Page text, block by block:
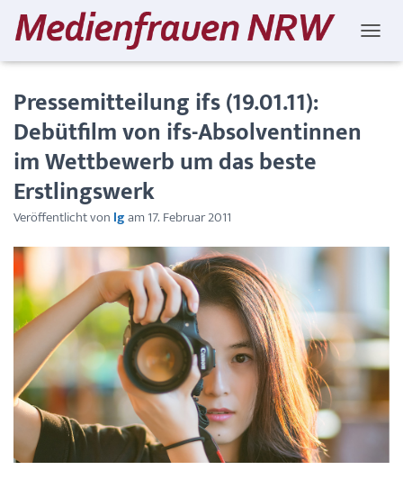
Pressemitteilung ifs (19.01.11):
Debütfilm von ifs-Absolventinnen
im Wettbewerb um das beste
Erstlingswerk
Veröffentlicht von lgam 17. Februar 2011